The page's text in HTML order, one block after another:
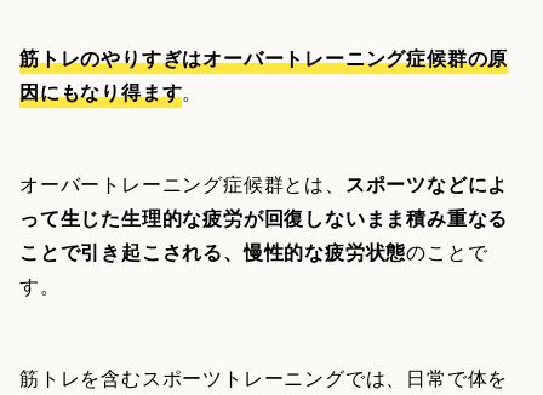
筋トレのやりすぎはオーバートレーニング症候群の原
因にもなり得ます。
オーバートレーニング症候群とは、 スポーツなどによ
って生じた生理的な疲労が回復しないまま積み重なる
ことで引き起こされる、慢性的な疲労状態のことで
す。
筋トレを含むスポーツトレーニングでは、日常で体を